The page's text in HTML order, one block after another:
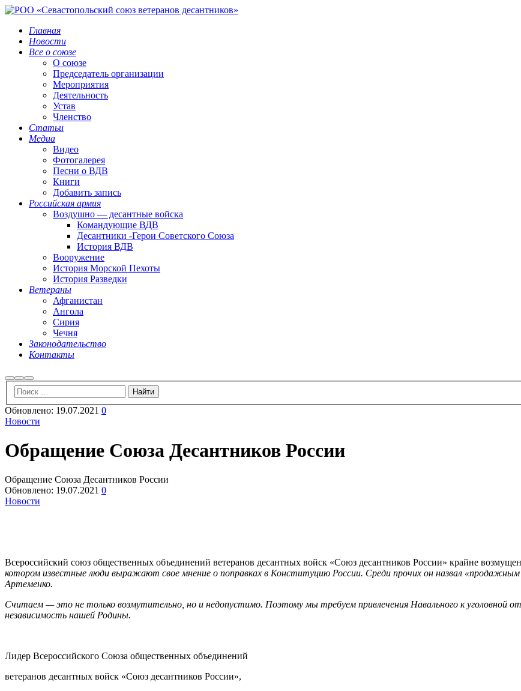
Главная
Новости
Все о союзе
О союзе
Председатель организации
Мероприятия
Деятельность
Устав
Членство
Статьи
Медиа
Видео
Фотогалерея
Песни о ВДВ
Книги
Добавить запись
Российская армия
Воздушно — десантные войска
Командующие ВДВ
Десантники -Герои Советского Союза
История ВДВ
Вооружение
История Морской Пехоты
История Разведки
Ветераны
Афганистан
Ангола
Сирия
Чечня
Законодательство
Контакты
НайтиБольше
информации
Главное
меню
Обновлено: 19.07.2021 0
Новости
Обращение Союза Десантников России
Обращение Союза Десантников России
Обновлено: 19.07.2021 0
Новости
Всероссийский союз общественных объединений ветеранов десантных войск «Союз десантников России» крайне
котором известные люди выражают свое мнение о поправках в Конституцию России. Среди прочих он назвал
Артеменко.
Считаем — это не только возмутительно, но и недопустимо. Поэтому мы требуем привлечения Навального к уголовной
независимость нашей Родины.
Лидер Всероссийского Союза общественных объединений
ветеранов десантных войск «Союз десантников России»,